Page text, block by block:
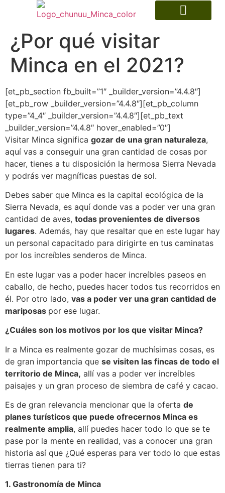
¿Por qué visitar
Minca en el 2021?
[et_pb_section fb_built=”1″ _builder_version=”4.4.8″]
[et_pb_row _builder_version=”4.4.8″][et_pb_column
type=”4_4″ _builder_version=”4.4.8″][et_pb_text
_builder_version=”4.4.8″ hover_enabled=”0″]
Visitar Minca significa gozar de una gran naturaleza,
aquí vas a conseguir una gran cantidad de cosas por
hacer, tienes a tu disposición la hermosa Sierra Nevada
y podrás ver magníficas puestas de sol.
Debes saber que Minca es la capital ecológica de la
Sierra Nevada, es aquí donde vas a poder ver una gran
cantidad de aves, todas provenientes de diversos
lugares. Además, hay que resaltar que en este lugar hay
un personal capacitado para dirigirte en tus caminatas
por los increíbles senderos de Minca.
En este lugar vas a poder hacer increíbles paseos en
caballo, de hecho, puedes hacer todos tus recorridos en
él. Por otro lado, vas a poder ver una gran cantidad de
mariposas por ese lugar.
¿Cuáles son los motivos por los que visitar Minca?
Ir a Minca es realmente gozar de muchísimas cosas, es
de gran importancia que se visiten las fincas de todo el
territorio de Minca, allí vas a poder ver increíbles
paisajes y un gran proceso de siembra de café y cacao.
Es de gran relevancia mencionar que la oferta de
planes turísticos que puede ofrecernos Minca es
realmente amplia, allí puedes hacer todo lo que se te
pase por la mente en realidad, vas a conocer una gran
historia así que ¿Qué esperas para ver todo lo que estas
tierras tienen para ti?
1. Gastronomía de Minca